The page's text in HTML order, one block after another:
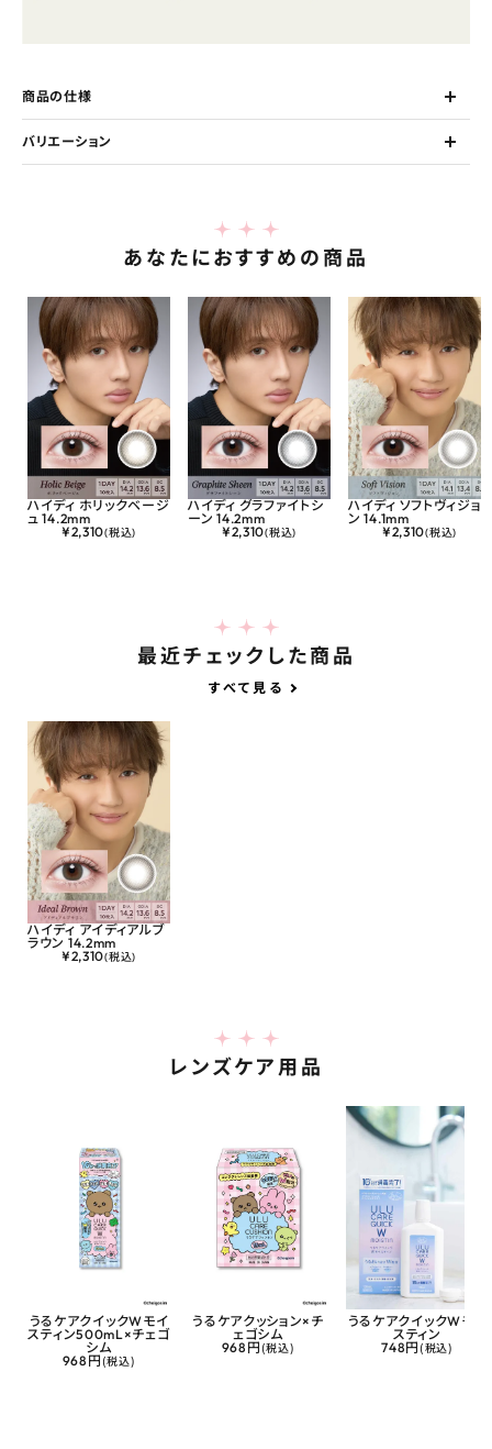
商品の仕様
バリエーション
あなたにおすすめの商品
ハイディ ホリックベージ
ュ 14.2mm
¥2,310(税込)
ハイディ グラファイトシ
ーン 14.2mm
¥2,310(税込)
ハイディ ソフトヴィジョ
ン 14.1mm
¥2,310(税込)
最近チェックした商品
すべて見る
ハイディ アイディアルブ
ラウン 14.2mm
¥2,310(税込)
レンズケア用品
うるケアクイックWモイ
スティン500mL×チェゴ
シム
968円 (税込)
うるケアクッション×チ
ェゴシム
968円 (税込)
うるケアクイックWモイ
スティン
748円 (税込)